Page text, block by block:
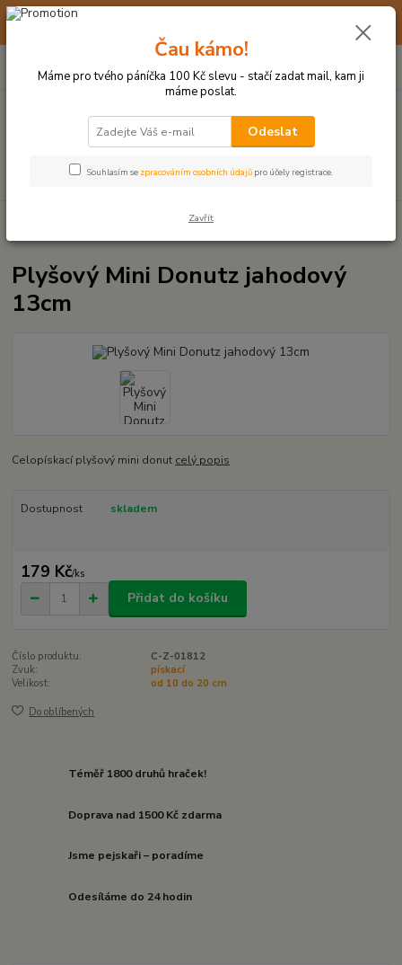
☀️ 10. - 14. SRPNA 2026 MÁME DOVOLENOU ☀️ OBJEDNÁVKY
Hledat
po–pá: 9–17 hod.
za0 Kč
PLYŠOVÉ A TEXTILNÍ HRAČKY
Plyšový Mini Donutz jahodový
13cm
Celopískací plyšový mini donut celý popis
Dostupnost skladem
179 Kč/ks
Přidat do košíku
Číslo produktu:
C-Z-01812
Zvuk:
pískací
Velikost:
od 10 do 20 cm
Do oblíbených
Téměř 1800 druhů hraček!
Doprava nad 1500 Kč zdarma
Jsme pejskaři – poradíme
Odesíláme do 24 hodin
Čau kámo!
Máme pro tvého páníčka 100 Kč slevu - stačí zadat mail, kam ji
máme poslat.
Odeslat
Souhlasím se zpracováním osobních údajů pro účely registrace.
Zavřít